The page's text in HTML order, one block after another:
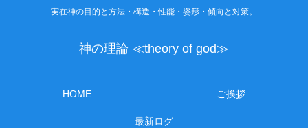
実在神の目的と方法・構造・性能・姿形・傾向と対策。
神の理論 ≪theory of god≫
HOME ご挨拶
最新ログ